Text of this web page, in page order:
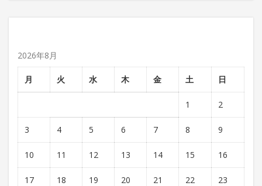
2026年8月
月 火 水 木 金 土 日
1 2
3 4 5 6 7 8 9
10 11 12 13 14 15 16
17 18 19 20 21 22 23